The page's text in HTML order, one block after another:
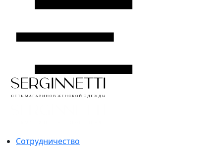
Сотрудничество